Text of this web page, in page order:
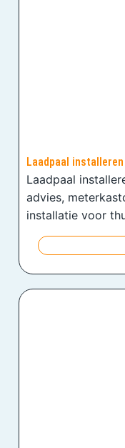
Laadpaal
Laadpaal
advies,
installatie voor